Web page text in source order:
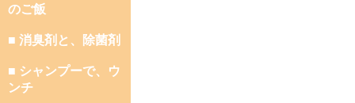
のご飯
■ 消臭剤と、除菌剤
■ シャンプーで、ウ
ンチ